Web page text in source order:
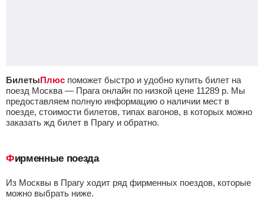
БилетыПлюс поможет быстро и удобно купить билет на
поезд Москва — Прага онлайн по низкой цене 11289 р. Мы
предоставляем полную информацию о наличии мест в
поезде, стоимости билетов, типах вагонов, в которых можно
заказать жд билет в Прагу и обратно.
Фирменные поезда
из Москвы в Прагу ходит ряд фирменных поездов, которые
можно выбрать ниже.